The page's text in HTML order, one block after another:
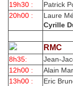
19h30 :
Patrick
20h00 :
Laure
Cyrille
RMC
8h35: Jean-
12h00 :
Alain
13h00 :
Eric